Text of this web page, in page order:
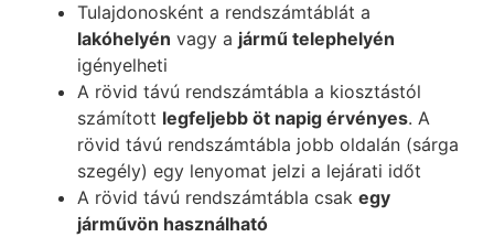
Tulajdonosként a rendszámtáblát a
lakóhelyén vagy a jármű telephelyén
igényelheti
A rövid távú rendszámtábla a kiosztástól
számított legfeljebb öt napig érvényes. A
rövid távú rendszámtábla jobb oldalán (sárga
szegély) egy lenyomat jelzi a lejárati időt
A rövid távú rendszámtábla csak egy
járművön használható